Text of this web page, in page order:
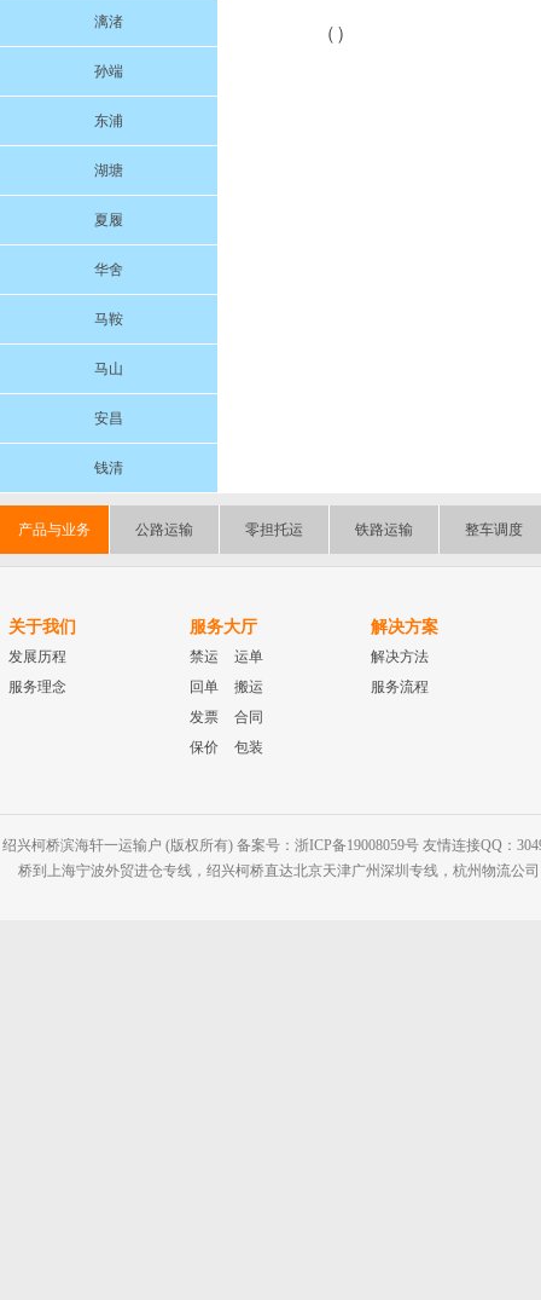
漓渚
孙端
东浦
湖塘
夏履
华舍
马鞍
马山
安昌
钱清
（）
产品与业务 公路运输 零担托运 铁路运输 整车调度
关于我们
发展历程
服务理念
服务大厅
禁运
运单
回单
搬运
发票
合同
保价
包装
解决方案
解决方法
服务流程
绍兴柯桥滨海轩一运输户 (版权所有) 备案号：浙ICP备19008059号 友情连接QQ：
桥到上海宁波外贸进仓专线，绍兴柯桥直达北京天津广州深圳专线，杭州物流公